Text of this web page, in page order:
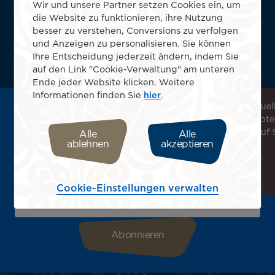
menu
block
Geschäftsbedingungen
App Air Tahiti Nui herunterladen
neuesten Nachrichten zu erhalten!
Erhalten Sie unsere verschiedenen Sonderangebote und
Aktionen vor allen anderen, entdecken Sie unsere
Reiseziele und lassen Sie sich für Ihre nächste Reise
Bitte geben Sie hier Ihre E-Mail-Adresse ein
Wählen Sie Ihren Standort
Wählen Sie Ihr Land oder Ihre Region aus, um ein
Erlebnis zu genießen. So erhalten Sie Zugang zu
Pauschalangeboten und Serviceleistungen, die speziell auf
zugeschnitten sind.
Wir und unsere Partner setzen Cookies ein, um
die Website zu funktionieren, ihre Nutzung
besser zu verstehen, Conversions zu verfolgen
und Anzeigen zu personalisieren. Sie können
Ihre Entscheidung jederzeit ändern, indem Sie
auf den Link "Cookie-Verwaltung" am unteren
Ende jeder Website klicken. Weitere
Informationen finden Sie hier
Alle
ablehnen
Alle
akzeptieren
Cookie-Einstellungen verwalten